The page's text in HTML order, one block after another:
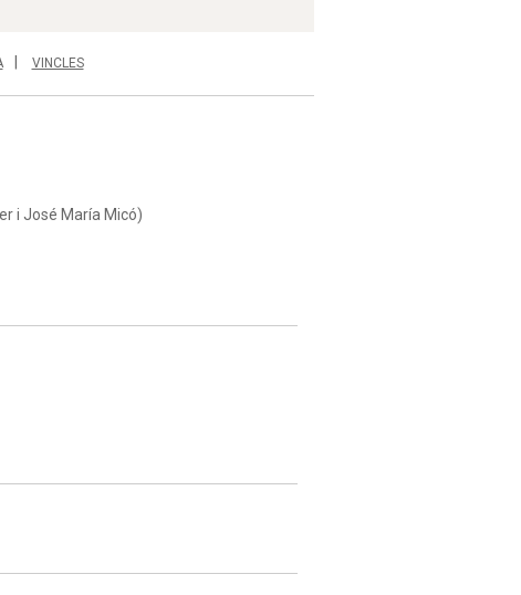
VINCLES
i José María Micó)